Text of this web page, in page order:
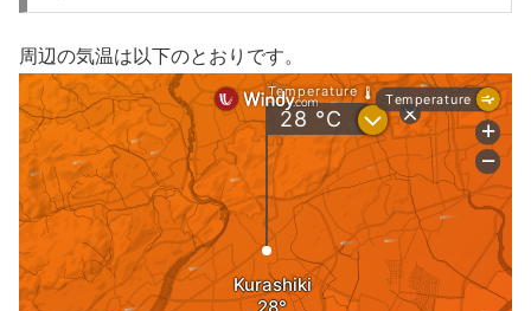
周辺の気温は以下のとおりです。